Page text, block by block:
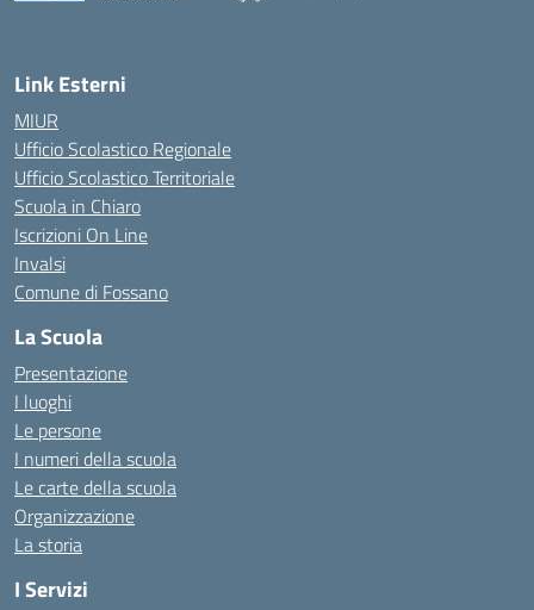
Link Esterni
MIUR
Ufficio Scolastico Regionale
Ufficio Scolastico Territoriale
Scuola in Chiaro
Iscrizioni On Line
Invalsi
Comune di Fossano
La Scuola
Presentazione
I luoghi
Le persone
I numeri della scuola
Le carte della scuola
Organizzazione
La storia
I Servizi